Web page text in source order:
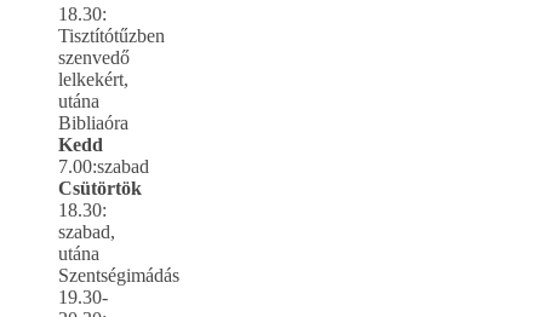
18.30:
Tisztítótűzben
szenvedő
lelkekért,
utána
Bibliaóra
Kedd
7.00:szabad
Csütörtök
18.30:
szabad,
utána
Szentségimádás
19.30-